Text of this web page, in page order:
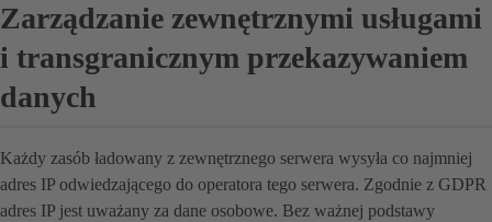
Zarządzanie zewnętrznymi usługami
i transgranicznym przekazywaniem
danych
Każdy zasób ładowany z zewnętrznego serwera wysyła co najmniej
adres IP odwiedzającego do operatora tego serwera. Zgodnie z GDPR
adres IP jest uważany za dane osobowe. Bez ważnej podstawy